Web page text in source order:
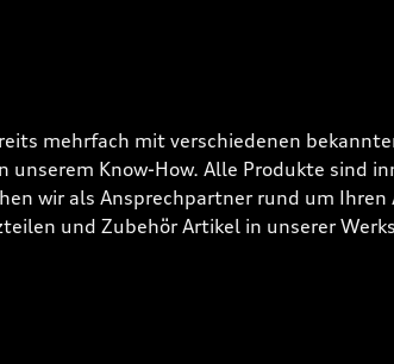
mehrfach mit verschiedenen
Know-How. Alle Produkte sind
wir als Ansprechpartner rund um
und Zubehör Artikel in unserer